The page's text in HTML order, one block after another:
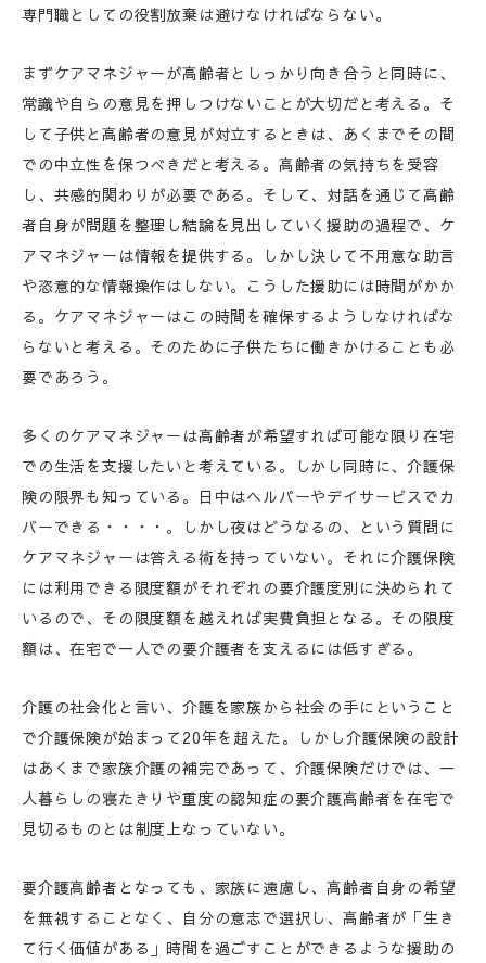
専門職としての役割放棄は避けなければならない。
まずケアマネジャーが高齢者としっかり向き合うと同時に、
常識や自らの意見を押しつけないことが大切だと考える。そ
して子供と高齢者の意見が対立するときは、あくまでその間
での中立性を保つべきだと考える。高齢者の気持ちを受容
し、共感的関わりが必要である。そして、対話を通じて高齢
者自身が問題を整理し結論を見出していく援助の過程で、ケ
アマネジャーは情報を提供する。しかし決して不用意な助言
や恣意的な情報操作はしない。こうした援助には時間がかか
る。ケアマネジャーはこの時間を確保するようしなければな
らないと考える。そのために子供たちに働きかけることも必
要であろう。
多くのケアマネジャーは高齢者が希望すれば可能な限り在宅
での生活を支援したいと考えている。しかし同時に、介護保
険の限界も知っている。日中はヘルパーやデイサービスでカ
バーできる・・・・。しかし夜はどうなるの、という質問に
ケアマネジャーは答える術を持っていない。それに介護保険
には利用できる限度額がそれぞれの要介護度別に決められて
いるので、その限度額を越えれば実費負担となる。その限度
額は、在宅で一人での要介護者を支えるには低すぎる。
介護の社会化と言い、介護を家族から社会の手にということ
で介護保険が始まって20年を超えた。しかし介護保険の設計
はあくまで家族介護の補完であって、介護保険だけでは、一
人暮らしの寝たきりや重度の認知症の要介護高齢者を在宅で
見切るものとは制度上なっていない。
要介護高齢者となっても、家族に遠慮し、高齢者自身の希望
を無視することなく、自分の意志で選択し、高齢者が「生き
て行く価値がある」時間を過ごすことができるような援助の